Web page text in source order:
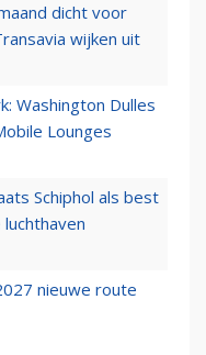
dicht voor
wijken uit
Washington Dulles
Lounges
Schiphol als best
nieuwe route